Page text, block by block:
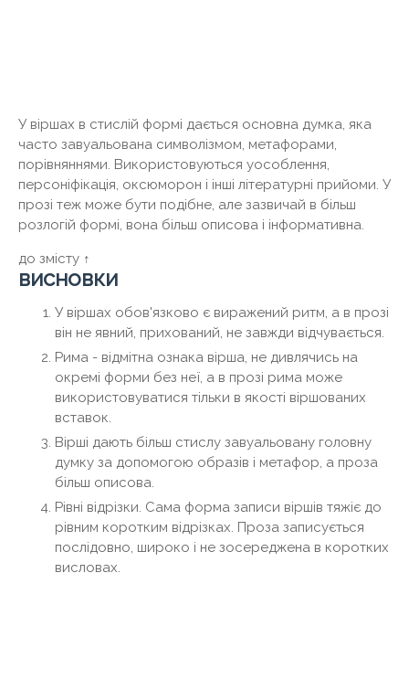
У віршах в стислій формі дається основна думка, яка
часто завуальована символізмом, метафорами,
порівняннями. Використовуються уособлення,
персоніфікація, оксюморон і інші літературні прийоми. У
прозі теж може бути подібне, але зазвичай в більш
розлогій формі, вона більш описова і інформативна.
до змісту ↑
висновки
У віршах обов'язково є виражений ритм, а в прозі
він не явний, прихований, не завжди відчувається.
Рима - відмітна ознака вірша, не дивлячись на
окремі форми без неї, а в прозі рима може
використовуватися тільки в якості віршованих
вставок.
Вірші дають більш стислу завуальовану головну
думку за допомогою образів і метафор, а проза
більш описова.
Рівні відрізки. Сама форма записи віршів тяжіє до
рівним коротким відрізках. Проза записується
послідовно, широко і не зосереджена в коротких
висловах.